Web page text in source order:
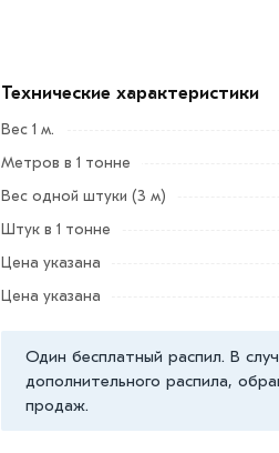
Технические характеристики
Вес 1 м.
Метров в 1 тонне
Вес одной штуки (3 м)
Штук в 1 тонне
Цена указана
Цена указана
Один бесплатный распил. В
дополнительного распила,
продаж.